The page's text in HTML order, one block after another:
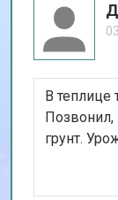
В теплице
Позвонил,
грунт.